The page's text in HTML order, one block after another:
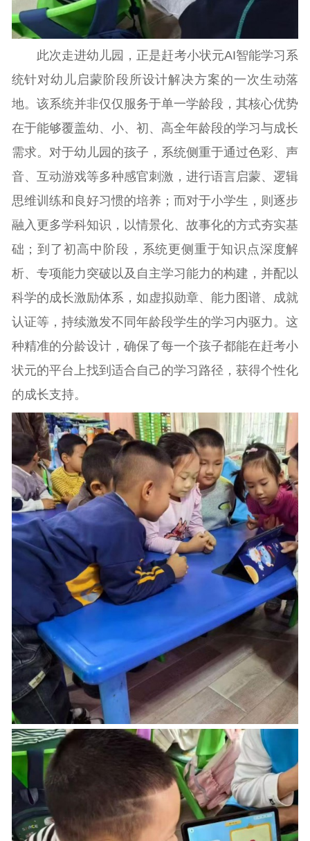
此次走进幼儿园，正是赶考小状元AI智能学习系
统针对幼儿启蒙阶段所设计解决方案的一次生动落
地。该系统并非仅仅服务于单一学龄段，其核心优势
在于能够覆盖幼、小、初、高全年龄段的学习与成长
需求。对于幼儿园的孩子，系统侧重于通过色彩、声
音、互动游戏等多种感官刺激，进行语言启蒙、逻辑
思维训练和良好习惯的培养；而对于小学生，则逐步
融入更多学科知识，以情景化、故事化的方式夯实基
础；到了初高中阶段，系统更侧重于知识点深度解
析、专项能力突破以及自主学习能力的构建，并配以
科学的成长激励体系，如虚拟勋章、能力图谱、成就
认证等，持续激发不同年龄段学生的学习内驱力。这
种精准的分龄设计，确保了每一个孩子都能在赶考小
状元的平台上找到适合自己的学习路径，获得个性化
的成长支持。